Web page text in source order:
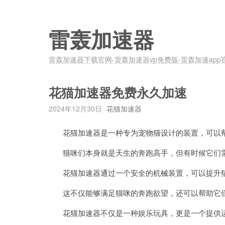
雷轰加速器
雷轰加速器下载官网-雷轰加速器vp免费版-雷轰加速app
花猫加速器免费永久加速
2024年12月30日 花猫加速器
花猫加速器是一种专为宠物猫设计的装置，可以
猫咪们本身就是天生的奔跑高手，但有时候它们
花猫加速器通过一个安全的机械装置，可以提升
这不仅能够满足猫咪的奔跑欲望，还可以帮助它
花猫加速器不仅是一种娱乐玩具，更是一个提供